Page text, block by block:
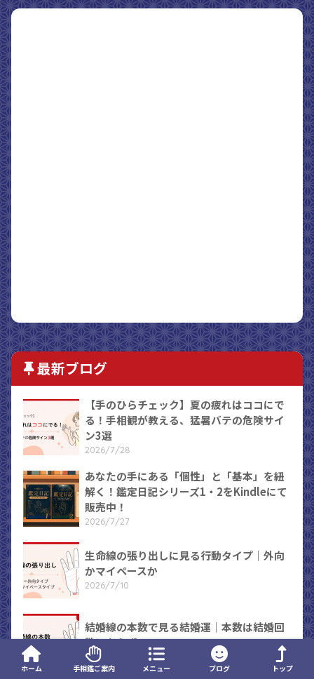
最新ブログ
【手のひらチェック】夏の疲れはココにで
る！手相観が教える、猛暑バテの危険サイ
ン3選
2026/7/28
あなたの手にある「個性」と「基本」を紐
解く！鑑定日記シリーズ1・2をKindleにて
販売中！
2026/7/27
生命線の張り出しに見る行動タイプ｜外向
かマイペースか
2026/7/10
結婚線の本数で見る結婚運｜本数は結婚回
数にあらず
2026/7/10
ホーム 手相鑑ご案内 メニュー ブログ トップ